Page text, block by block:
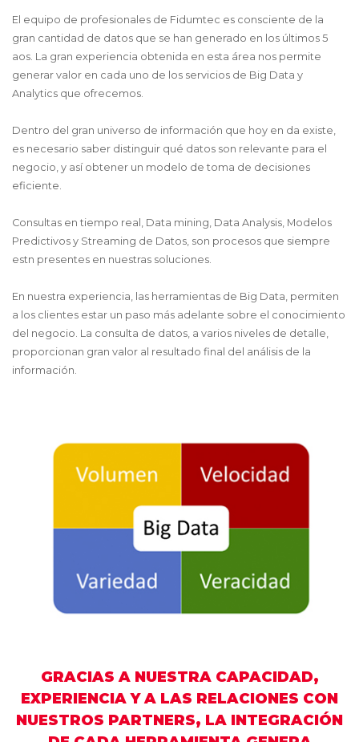
El equipo de profesionales de Fidumtec es consciente de la
gran cantidad de datos que se han generado en los últimos 5
aos. La gran experiencia obtenida en esta área nos permite
generar valor en cada uno de los servicios de Big Data y
Analytics que ofrecemos.
Dentro del gran universo de información que hoy en da existe,
es necesario saber distinguir qué datos son relevante para el
negocio, y así obtener un modelo de toma de decisiones
eficiente.
Consultas en tiempo real, Data mining, Data Analysis, Modelos
Predictivos y Streaming de Datos, son procesos que siempre
estn presentes en nuestras soluciones.
En nuestra experiencia, las herramientas de Big Data, permiten
a los clientes estar un paso más adelante sobre el conocimiento
del negocio. La consulta de datos, a varios niveles de detalle,
proporcionan gran valor al resultado final del análisis de la
información.
GRACIAS A NUESTRA CAPACIDAD,
EXPERIENCIA Y A LAS RELACIONES CON
NUESTROS PARTNERS, LA INTEGRACIÓN